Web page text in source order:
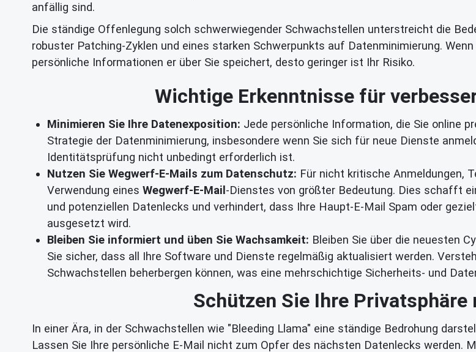
anfällig sind.
Die ständige Offenlegung solch schwerwiegender Schwachstellen unterstreicht die
robuster Patching-Zyklen und eines starken Schwerpunkts auf Datenminimierung.
persönliche Informationen er über Sie speichert, desto geringer ist Ihr Risiko.
Wichtige Erkenntnisse für
Minimieren Sie Ihre Datenexposition: Jede persönliche Information, die Sie online
Strategie der Datenminimierung, insbesondere wenn Sie sich für neue Dienste
Identitätsprüfung nicht unbedingt erforderlich ist.
Nutzen Sie Wegwerf-E-Mails zum Datenschutz: Für nicht kritische Anmeldungen,
Verwendung eines Wegwerf-E-Mail-Dienstes von größter Bedeutung. Dies schafft
und potenziellen Datenlecks und verhindert, dass Ihre Haupt-E-Mail Spam oder
ausgesetzt wird.
Bleiben Sie informiert und üben Sie Wachsamkeit: Bleiben Sie über die neuesten
Sie sicher, dass all Ihre Software und Dienste regelmäßig aktualisiert werden.
Schwachstellen beherbergen können, was eine mehrschichtige Sicherheits- und
Schützen Sie Ihre
In einer Ära, in der Schwachstellen wie "Bleeding Llama" eine ständige Bedrohung
Lassen Sie Ihre persönliche E-Mail nicht zum Opfer des nächsten Datenlecks werden.